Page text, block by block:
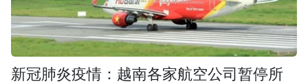
新冠肺炎疫情：越南各家航空公司暂停所